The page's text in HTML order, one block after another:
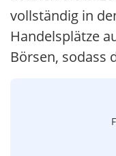
vollständig in
Handelsplätze
Börsen, sodass